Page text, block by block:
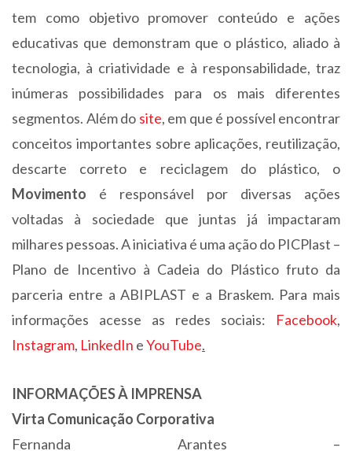
tem como objetivo promover conteúdo e ações
educativas que demonstram que o plástico, aliado à
tecnologia, à criatividade e à responsabilidade, traz
inúmeras possibilidades para os mais diferentes
segmentos. Além do site, em que é possível encontrar
conceitos importantes sobre aplicações, reutilização,
descarte correto e reciclagem do plástico, o
Movimento é responsável por diversas ações
voltadas à sociedade que juntas já impactaram
milhares pessoas. A iniciativa é uma ação do PICPlast –
Plano de Incentivo à Cadeia do Plástico fruto da
parceria entre a ABIPLAST e a Braskem. Para mais
informações acesse as redes sociais: Facebook,
Instagram, LinkedIn eYouTube.
INFORMAÇÕES À IMPRENSA
Virta Comunicação Corporativa
Fernanda Arantes –